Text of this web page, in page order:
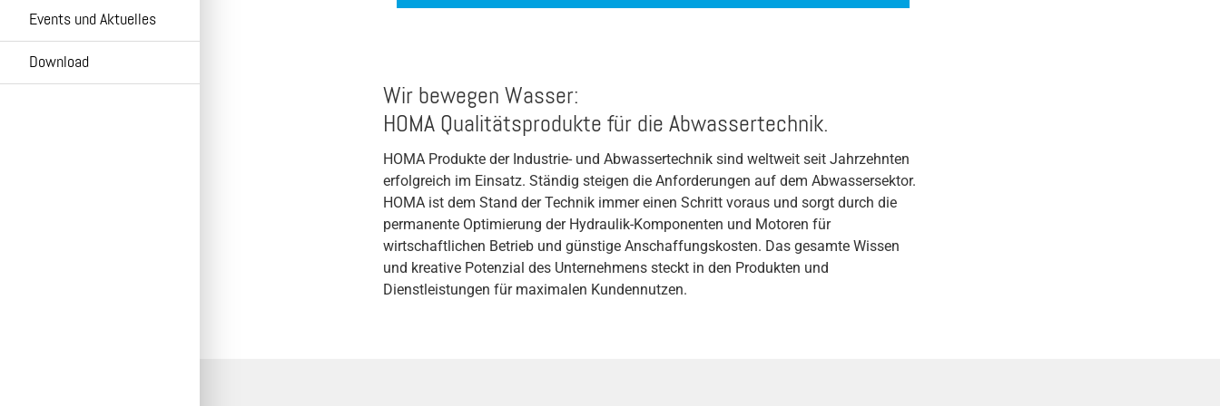
Stein / Keramik / Mineral
Tierkörperverwertung
Wasserkraft
Zellstoff & Papier / Holz
Zuckerfabriken
Automobilindustrie
Fäkalienhebeanlagen
Freier Durchgang
Hebeanlage
Hochdruckpumpe
Events und Aktuelles
Download
Wir bewegen Wasser:
HOMA Qualitätsprodukte für die Abwassertechnik.
HOMA Produkte der Industrie- und Abwassertechnik sind weltweit seit Jahrzehnten
erfolgreich im Einsatz. Ständig steigen die Anforderungen auf dem Abwassersektor.
HOMA ist dem Stand der Technik immer einen Schritt voraus und sorgt durch die
permanente Optimierung der Hydraulik-Komponenten und Motoren für
wirtschaftlichen Betrieb und günstige Anschaffungskosten. Das gesamte Wissen
und kreative Potenzial des Unternehmens steckt in den Produkten und
Dienstleistungen für maximalen Kundennutzen.